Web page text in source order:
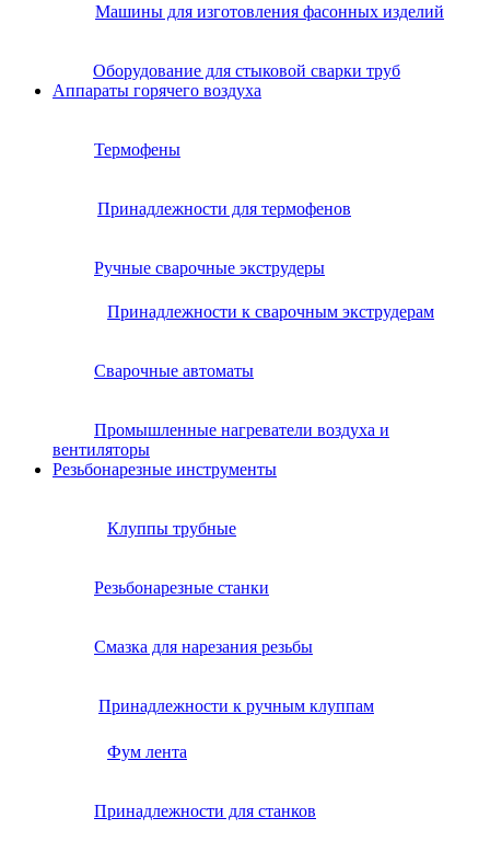
Машины для изготовления фасонных изделий
Оборудование для стыковой сварки труб
Аппараты горячего воздуха
Термофены
Принадлежности для термофенов
Ручные сварочные экструдеры
Принадлежности к сварочным экструдерам
Сварочные автоматы
Промышленные нагреватели воздуха и
вентиляторы
Резьбонарезные инструменты
Клуппы трубные
Резьбонарезные станки
Смазка для нарезания резьбы
Принадлежности к ручным клуппам
Фум лента
Принадлежности для станков